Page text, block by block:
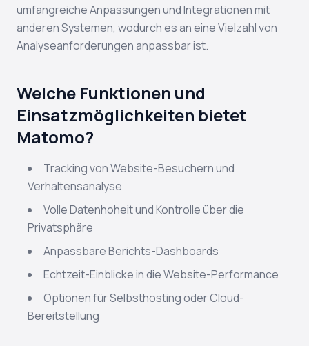
umfangreiche Anpassungen und Integrationen mit
anderen Systemen, wodurch es an eine Vielzahl von
Analyseanforderungen anpassbar ist.
Welche Funktionen und
Einsatzmöglichkeiten bietet
Matomo?
Tracking von Website-Besuchern und
Verhaltensanalyse
Volle Datenhoheit und Kontrolle über die
Privatsphäre
Anpassbare Berichts-Dashboards
Echtzeit-Einblicke in die Website-Performance
Optionen für Selbsthosting oder Cloud-
Bereitstellung